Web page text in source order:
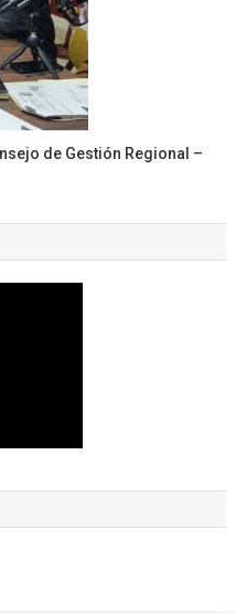
de Gestión Regional –